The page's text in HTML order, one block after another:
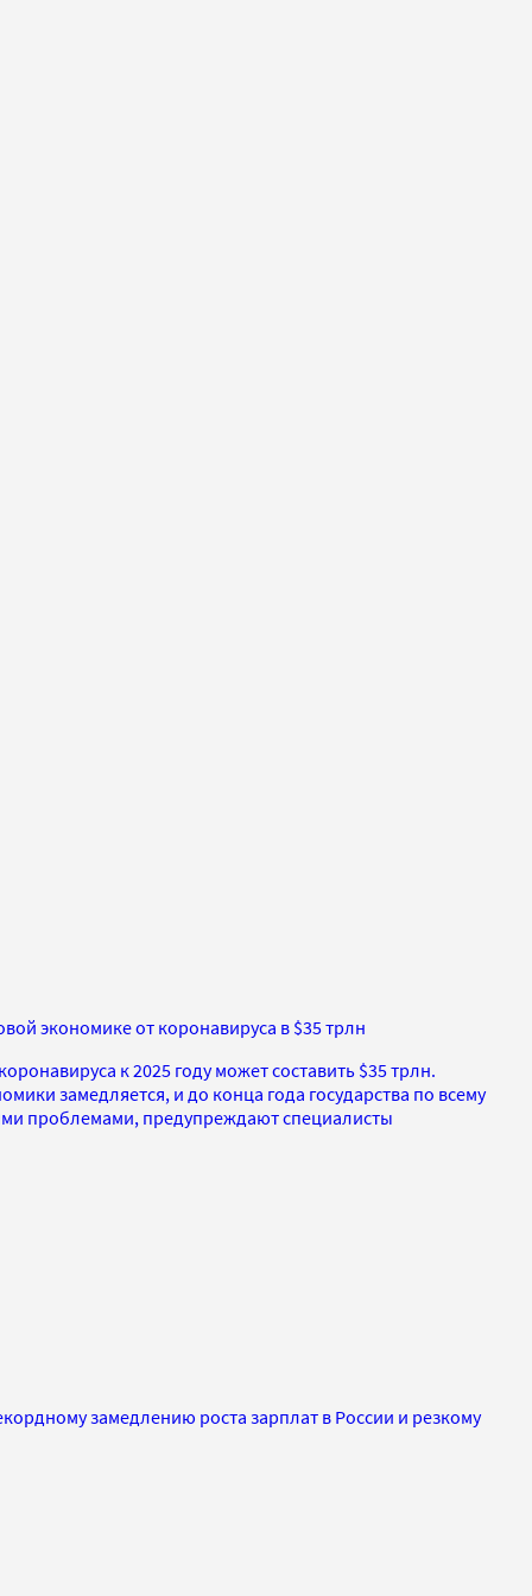
экономике от коронавируса в $35 трлн
к 2025 году может составить $35 трлн.
замедляется, и до конца года государства по всему
проблемами, предупреждают специалисты
замедлению роста зарплат в России и резкому